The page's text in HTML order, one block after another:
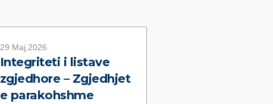
29 Maj,2026
Integriteti i listave
zgjedhore – Zgjedhjet
e parakohshme